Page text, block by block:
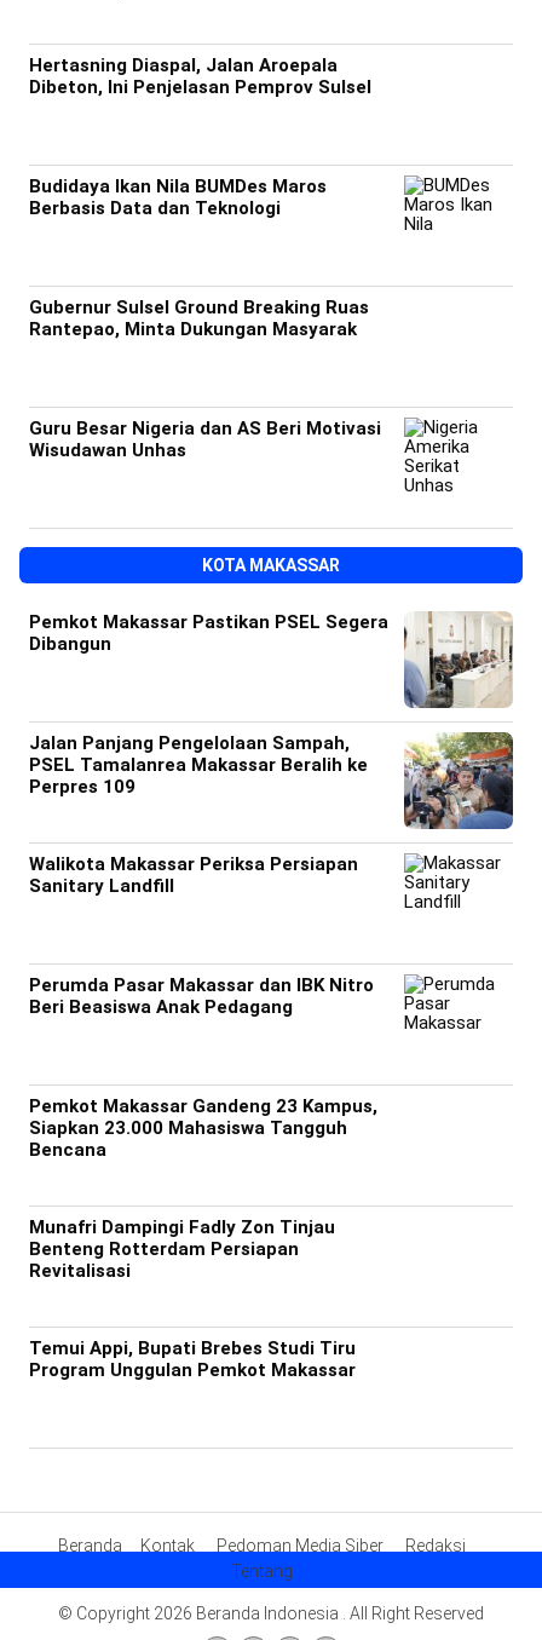
Hertasning Diaspal, Jalan Aroepala
Dibeton, Ini Penjelasan Pemprov Sulsel
Budidaya Ikan Nila BUMDes Maros
Berbasis Data dan Teknologi
Gubernur Sulsel Ground Breaking Ruas
Rantepao, Minta Dukungan Masyarak
Guru Besar Nigeria dan AS Beri Motivasi
Wisudawan Unhas
KOTA MAKASSAR
Pemkot Makassar Pastikan PSEL Segera
Dibangun
Jalan Panjang Pengelolaan Sampah,
PSEL Tamalanrea Makassar Beralih ke
Perpres 109
Walikota Makassar Periksa Persiapan
Sanitary Landfill
Perumda Pasar Makassar dan IBK Nitro
Beri Beasiswa Anak Pedagang
Pemkot Makassar Gandeng 23 Kampus,
Siapkan 23.000 Mahasiswa Tangguh
Bencana
Munafri Dampingi Fadly Zon Tinjau
Benteng Rotterdam Persiapan
Revitalisasi
Temui Appi, Bupati Brebes Studi Tiru
Program Unggulan Pemkot Makassar
Beranda Kontak Pedoman Media Siber
Redaksi
Tentang
© Copyright 2026 Beranda Indonesia . All Right Reserved